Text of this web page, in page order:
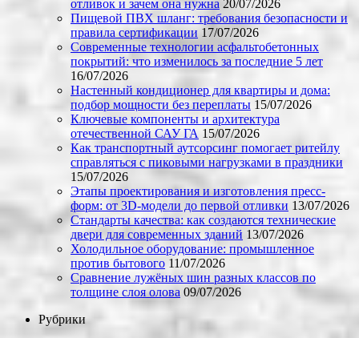
отливок и зачем она нужна 20/07/2026
Пищевой ПВХ шланг: требования безопасности и
правила сертификации 17/07/2026
Современные технологии асфальтобетонных
покрытий: что изменилось за последние 5 лет
16/07/2026
Настенный кондиционер для квартиры и дома:
подбор мощности без переплаты 15/07/2026
Ключевые компоненты и архитектура
отечественной САУ ГА 15/07/2026
Как транспортный аутсорсинг помогает ритейлу
справляться с пиковыми нагрузками в праздники
15/07/2026
Этапы проектирования и изготовления пресс-
форм: от 3D-модели до первой отливки 13/07/2026
Стандарты качества: как создаются технические
двери для современных зданий 13/07/2026
Холодильное оборудование: промышленное
против бытового 11/07/2026
Сравнение лужёных шин разных классов по
толщине слоя олова 09/07/2026
Рубрики